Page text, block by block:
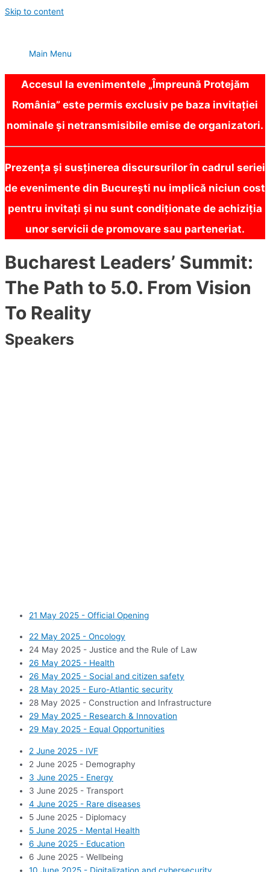
Skip to content
Main Menu
Accesul la evenimentele „Împreună Protejăm
România” este permis exclusiv pe baza invitației
nominale și netransmisibile emise de organizatori.
Prezența și susținerea discursurilor în cadrul seriei
de evenimente din București nu implică niciun cost
pentru invitați și nu sunt condiționate de achiziția
unor servicii de promovare sau parteneriat.
Bucharest Leaders’ Summit:
The Path to 5.0. From Vision
To Reality
Speakers
21 May 2025 - Official Opening
22 May 2025 - Oncology
24 May 2025 - Justice and the Rule of Law
26 May 2025 - Health
26 May 2025 - Social and citizen safety
28 May 2025 - Euro-Atlantic security
28 May 2025 - Construction and Infrastructure
29 May 2025 - Research & Innovation
29 May 2025 - Equal Opportunities
2 June 2025 - IVF
2 June 2025 - Demography
3 June 2025 - Energy
3 June 2025 - Transport
4 June 2025 - Rare diseases
5 June 2025 - Diplomacy
5 June 2025 - Mental Health
6 June 2025 - Education
6 June 2025 - Wellbeing